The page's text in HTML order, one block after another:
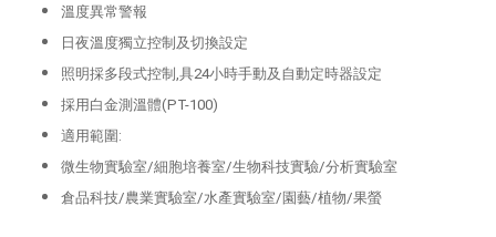
溫度異常警報
日夜溫度獨立控制及切換設定
照明採多段式控制,具24小時手動及自動定時器設定
採用白金測溫體(PT-100)
適用範圍:
微生物實驗室/細胞培養室/生物科技實驗/分析實驗室
倉品科技/農業實驗室/水產實驗室/園藝/植物/果螢